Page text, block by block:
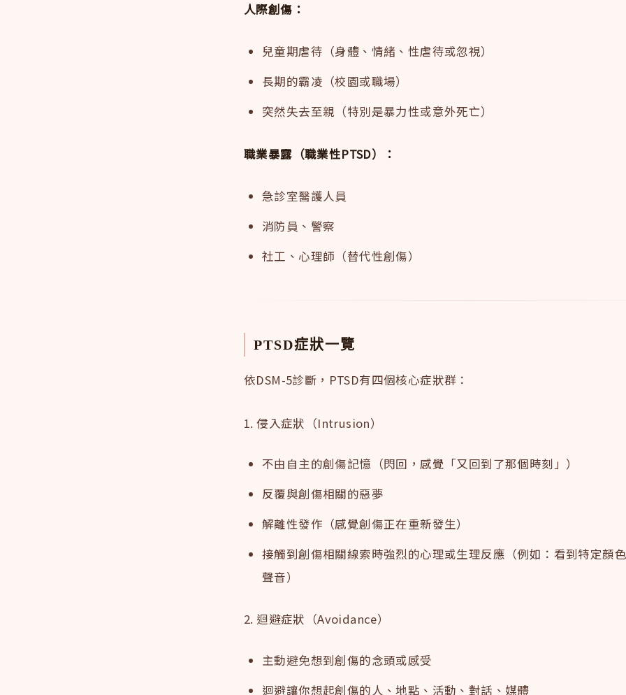
人際創傷：
兒童期虐待（身體、情緒、性虐待或忽視）
長期的霸凌（校園或職場）
突然失去至親（特別是暴力性或意外死亡）
職業暴露（職業性PTSD）：
急診室醫護人員
消防員、警察
社工、心理師（替代性創傷）
PTSD症狀一覽
依DSM-5診斷，PTSD有四個核心症狀群：
1. 侵入症狀（Intrusion）
不由自主的創傷記憶（閃回，感覺「又回到了那個時刻」）
反覆與創傷相關的惡夢
解離性發作（感覺創傷正在重新發生）
接觸到創傷相關線索時強烈的心理或生理反應（例如：看到特定顏
聲音）
2. 迴避症狀（Avoidance）
主動避免想到創傷的念頭或感受
迴避讓你想起創傷的人、地點、活動、對話、媒體